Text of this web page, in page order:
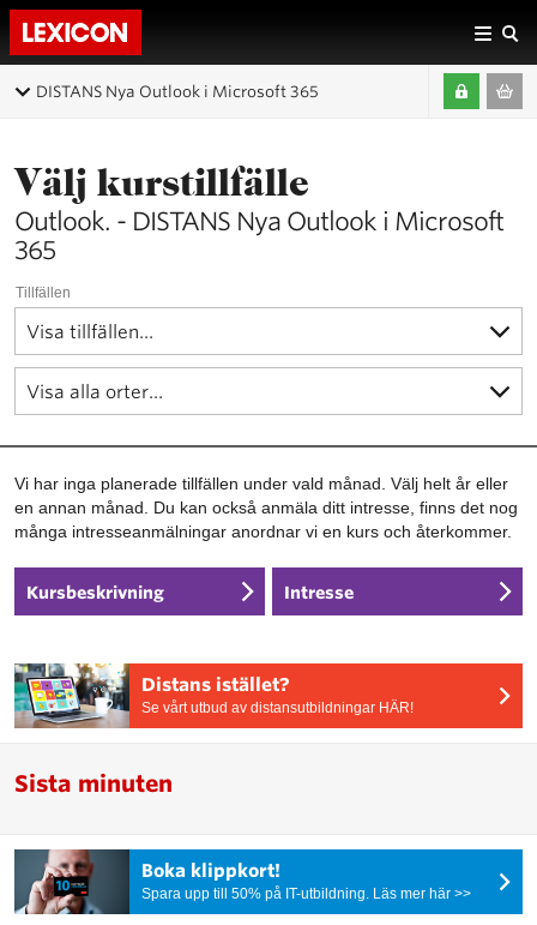
DISTANS Nya Outlook i Microsoft 365
Välj kurstillfälle
Outlook. - DISTANS Nya Outlook i Microsoft
365
Tillfällen
Vi har inga planerade tillfällen under vald månad. Välj helt år eller
en annan månad. Du kan också anmäla ditt intresse, finns det nog
många intresseanmälningar anordnar vi en kurs och återkommer.
Kursbeskrivning Intresse
Distans istället?
Se vårt utbud av distansutbildningar HÄR!
Sista minuten
Boka klippkort!
Spara upp till 50% på IT-utbildning. Läs mer här >>